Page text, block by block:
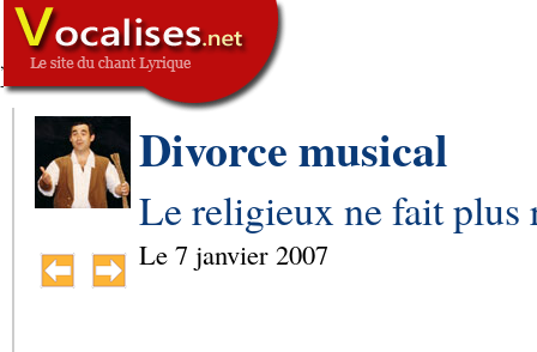
,
SIGNATURE
-->
Divorce musical
Le religieux ne fait plus
Le 7 janvier 2007